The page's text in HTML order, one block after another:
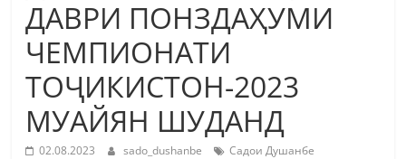
ДАВРИ ПОНЗДАҲУМИ
ЧЕМПИОНАТИ
ТОҶИКИСТОН-2023
МУАЙЯН ШУДАНД
02.08.2023 sado_dushanbe Садои Душанбе